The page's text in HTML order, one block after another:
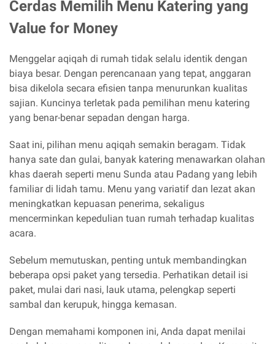
Cerdas Memilih Menu Katering yang
Value for Money
Menggelar aqiqah di rumah tidak selalu identik dengan
biaya besar. Dengan perencanaan yang tepat, anggaran
bisa dikelola secara efisien tanpa menurunkan kualitas
sajian. Kuncinya terletak pada pemilihan menu katering
yang benar-benar sepadan dengan harga.
Saat ini, pilihan menu aqiqah semakin beragam. Tidak
hanya sate dan gulai, banyak katering menawarkan olahan
khas daerah seperti menu Sunda atau Padang yang lebih
familiar di lidah tamu. Menu yang variatif dan lezat akan
meningkatkan kepuasan penerima, sekaligus
mencerminkan kepedulian tuan rumah terhadap kualitas
acara.
Sebelum memutuskan, penting untuk membandingkan
beberapa opsi paket yang tersedia. Perhatikan detail isi
paket, mulai dari nasi, lauk utama, pelengkap seperti
sambal dan kerupuk, hingga kemasan.
Dengan memahami komponen ini, Anda dapat menilai